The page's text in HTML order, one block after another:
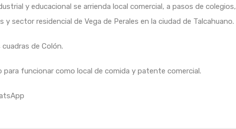
y educacional se arrienda local comercial, a pasos de colegios,
sector residencial de Vega de Perales en la ciudad de Talcahuano.
de Colón.
para funcionar como local de comida y patente comercial.